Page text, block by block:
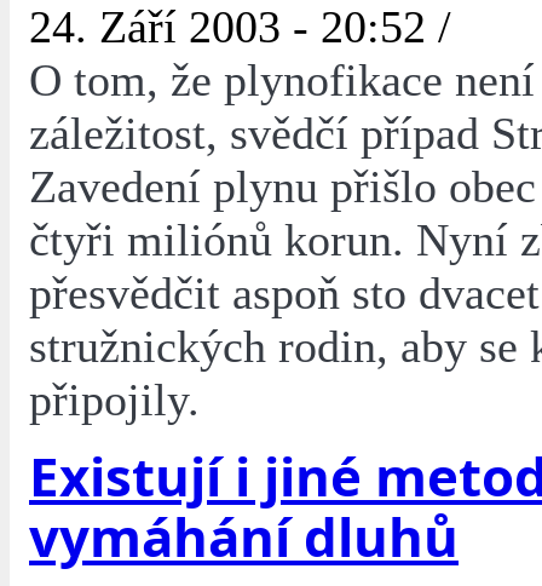
24. Září 2003 - 20:52 /
O tom, že plynofikace
záležitost, svědčí případ
Zavedení plynu přišlo
čtyři miliónů korun. Nyní
přesvědčit aspoň sto dvacet
stružnických rodin, aby se
připojily.
Existují i jiné
vymáhání dluhů